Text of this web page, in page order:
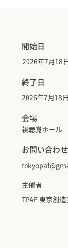
開始日
2026年7月18日
終了日
2026年7月18日
会場
視聴覚ホール
お問い合わ
主催者
TPAF 東京創